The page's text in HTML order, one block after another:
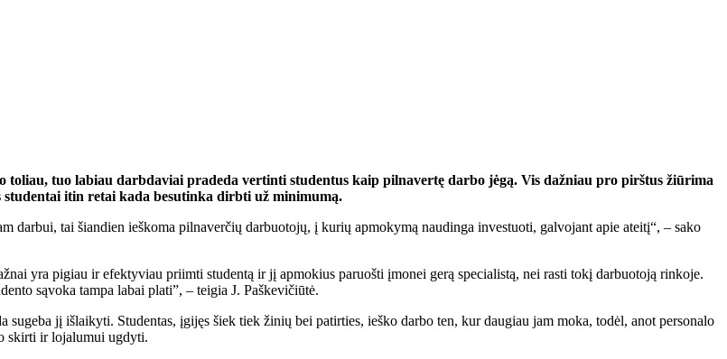
toliau, tuo labiau darbdaviai pradeda vertinti studentus kaip pilnavertę darbo jėgą. Vis dažniau pro pirštus žiūrima
itin retai kada besutinka dirbti už minimumą.
darbui, tai šiandien ieškoma pilnaverčių darbuotojų, į kurių apmokymą naudinga investuoti, galvojant apie ateitį“, – sako
yra pigiau ir efektyviau priimti studentą ir jį apmokius paruošti įmonei gerą specialistą, nei rasti tokį darbuotoją rinkoje.
sąvoka tampa labai plati”, – teigia J. Paškevičiūtė.
sugeba jį išlaikyti. Studentas, įgijęs šiek tiek žinių bei patirties, ieško darbo ten, kur daugiau jam moka, todėl, anot personalo
skirti ir lojalumui ugdyti.